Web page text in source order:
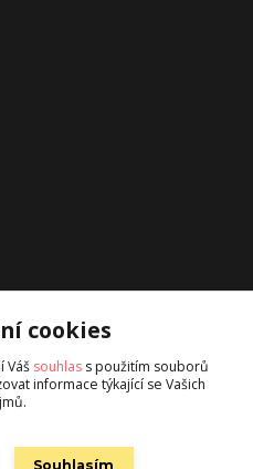
cookies
Váš souhlas s použitím souborů
informace týkající se Vašich
Souhlasím